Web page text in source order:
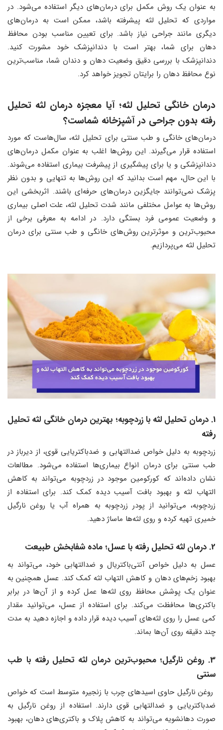
به عنوان یک روش مکمل برای درمان‌های دیگر استفاده می‌شود. در
مواردی که تحلیل لثه پیشرفته باشد، ممکن است به درمان‌های
دیگری مانند جراحی نیاز باشد. برای تعیین مناسب بودن محافظ
دهان برای شما، بهتر است با دندانپزشک خود مشورت کنید.
دندانپزشک با بررسی دقیق وضعیت دهان و دندان شما، مناسب‌ترین
نوع محافظ دهان را برایتان تجویز خواهد کرد.
درمان خانگی تحلیل لثه؛ آیا معجزه درمان لثه تحلیل
رفته بدون جراحی در آشپزخانه شماست؟
درمان‌های خانگی و طب سنتی برای تحلیل لثه، سال‌هاست که مورد
استفاده قرار می‌گیرند. این روش‌ها اغلب به عنوان مکمل درمان‌های
دندانپزشکی و یا برای پیشگیری از پیشرفت بیماری استفاده می‌شوند.
با این حال، مهم است بدانید که این روش‌ها به تنهایی و بدون نظر
پزشک نمی‌توانند جایگزین درمان‌های حرفه‌ای باشند. اثربخشی این
روش‌ها به عوامل مختلفی مانند شدت تحلیل لثه، علت اصلی بیماری
و وضعیت عمومی فرد بستگی دارد. در ادامه به معرفی برخی از
محبوب‌ترین و موثرترین روش‌های خانگی و طب سنتی برای درمان
تحلیل لثه می‌پردازیم.
1. درمان تحلیل لثه با زردچوبه؛ بهترین درمان خانگی لثه تحلیل
رفته
زردچوبه به دلیل خواص ضدالتهابی و ضدباکتریایی قوی، از دیرباز در
طب سنتی برای درمان انواع بیماری‌ها استفاده می‌شود. مطالعات
نشان داده‌اند که کورکومین موجود در زردچوبه می‌تواند به کاهش
التهاب لثه و بهبود بافت آسیب دیده کمک کند. برای استفاده از
زردچوبه، می‌توانید از پودر زردچوبه به همراه آب یا روغن نارگیل
خمیری تهیه کرده و روی لثه‌ها ماساژ دهید.
2. درمان لثه تحلیل رفته با عسل؛ ماده شفابخش طبیعت
عسل به دلیل خواص آنتی‌باکتریال و ضدالتهابی خود، می‌تواند به
بهبود زخم‌های دهان و کاهش التهاب لثه کمک کند. عسل همچنین به
عنوان یک پوشش محافظ روی لثه‌ها عمل کرده و از آن‌ها در برابر
باکتری‌ها محافظت می‌کند. برای استفاده از عسل، می‌توانید مقدار
کمی عسل را روی لثه‌های آسیب دیده قرار داده و اجازه دهید به مدت
چند دقیقه روی آن‌ها بماند.
3. روغن نارگیل؛ محبوب‌ترین درمان لثه تحلیل رفته با طب
سنتی
روغن نارگیل حاوی اسیدهای چرب با زنجیره متوسط است که خواص
ضدباکتریایی و ضدالتهابی قوی دارند. استفاده از روغن نارگیل به
صورت دهانشویه می‌تواند به کاهش پلاک و باکتری‌های دهان، بهبود